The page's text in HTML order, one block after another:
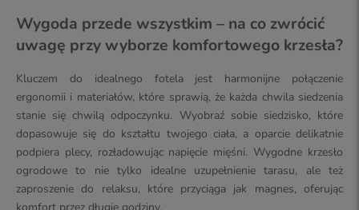
Wygoda przede wszystkim – na co zwrócić
uwagę przy wyborze komfortowego krzesła?
Kluczem do idealnego fotela jest harmonijne połączenie
ergonomii i materiałów, które sprawią, że każda chwila siedzenia
stanie się chwilą odpoczynku. Wyobraź sobie siedzisko, które
dopasowuje się do kształtu twojego ciała, a oparcie delikatnie
podpiera plecy, rozładowując napięcie mięśni. Wygodne krzesło
ogrodowe to nie tylko idealne uzupełnienie tarasu, ale też
zaproszenie do relaksu, które przyciąga jak magnes, oferując
komfort przez długie godziny.